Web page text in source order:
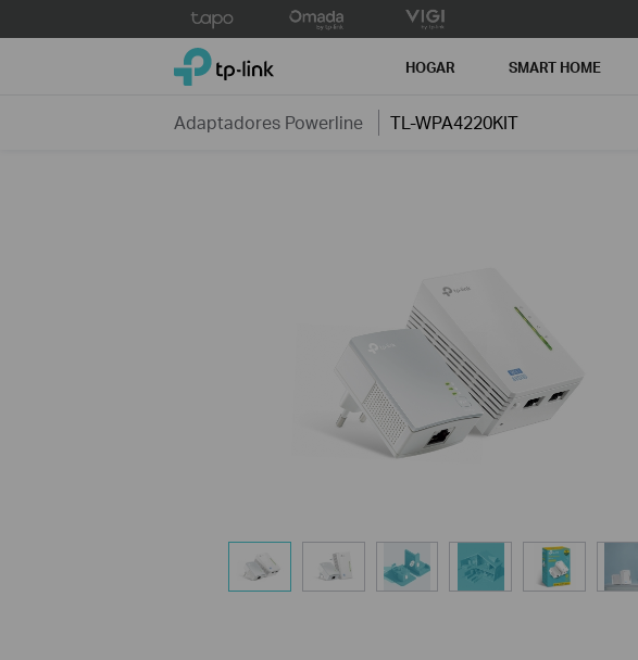
to
TP-Link, Reliably Smart HOGAR SMART HOME
Adaptadores Powerline TL-WPA4220KIT